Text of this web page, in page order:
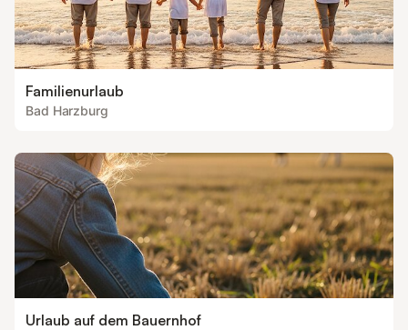
Familienurlaub
Bad Harzburg
Urlaub auf dem Bauernhof